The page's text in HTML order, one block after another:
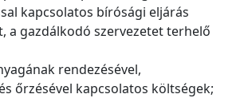
kapcsolatos bírósági eljárás
a gazdálkodó szervezetet terhelő
rendezésével,
őrzésével kapcsolatos költségek;